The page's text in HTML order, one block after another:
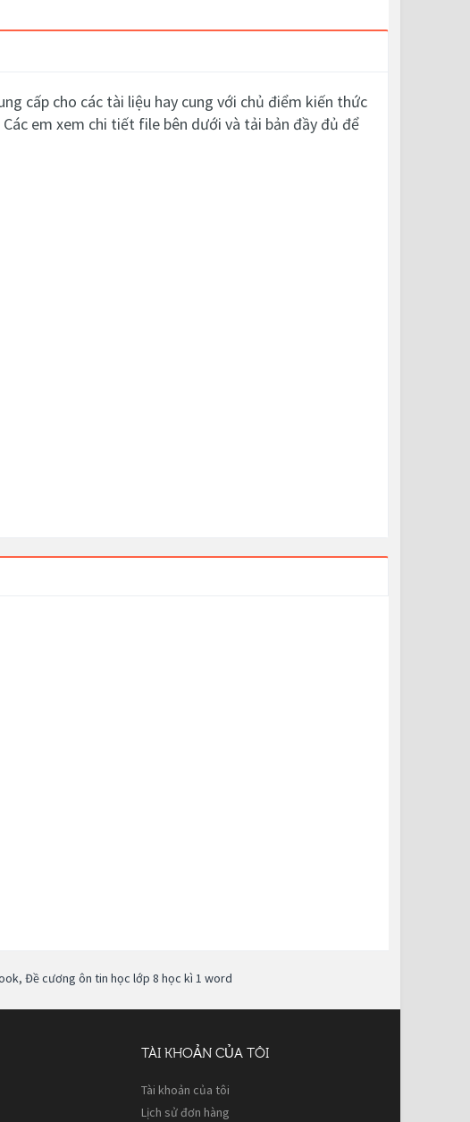
cấp cho các tài liệu hay cung với chủ điểm kiến thức
em xem chi tiết file bên dưới và tải bản đầy đủ để
, Đề cương ôn tin học lớp 8 học kì 1 word
TÀI KHOẢN CỦA TÔI
Tài khoản của tôi
Lịch sử đơn hàng